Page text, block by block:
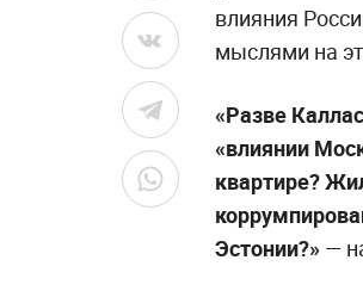
влияния
мыслями на
«Разве
«влиянии
квартире?
Эстонии?» —